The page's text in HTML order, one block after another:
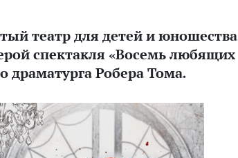
театр для детей и юношества
спектакля «Восемь любящих
драматурга Робера Тома.